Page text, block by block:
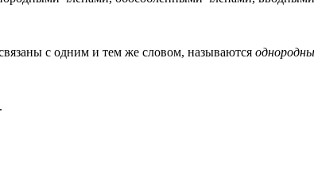
с одним и тем же словом, называются